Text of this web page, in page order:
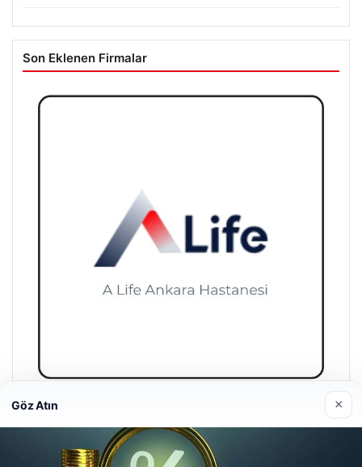
Son Eklenen Firmalar
A Life Ankara Hastanesi
Göz Atın ×